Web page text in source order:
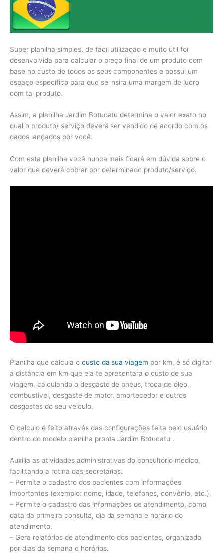
Super planilha simples, de fácil utilização e muito útil foi
desenvolvida para calcular o preço final de um produto com
base no custo de todos os seus componentes e possui um
espaço específico para que se insira uma margem de lucro
com tal produto.
Assim, a planilha Jardim Botucatu determina o valor exato no
qual o produto/ serviço deverá ser vendido de acordo com os
dados lançados por você.
Com esta planilha você nunca mais ficará em dúvida sobre o
valor que deverá cobrar por determinado produto/serviço.
Planilha que calcula o custo da sua viagem por km, é só digitar
a distância em km que ela te apresentara o custo de sua
viagem, calculando o desgaste de pneus, troca de óleo,
combustível, desgaste de motor, amortecedor e outros
desgastes do seu veiculo.
O calculo é feito através das configurações feita pelo usuário
dentro do modelo planilha pronta Jardim Botucatu .
Auxilia as atividades administrativas do consultório médico,
facilitando a rotina das secretárias.
– Permite o cadastro dos pacientes com informações
importantes (exemplo: nome, idade, telefones, convênio, etc.).
– Permite o cadastro das informações de atendimento, como
data da primeira consulta, dia da semana e horário do
atendimento.
– Gera relatórios de atendimento dos pacientes, organizado
por dias da semana e horários.